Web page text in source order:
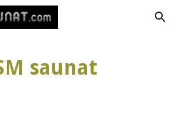
Skip to navigation
saunat